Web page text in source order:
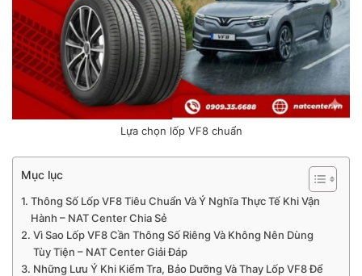
Lựa chọn lốp VF8 chuẩn
Mục lục
Thông Số Lốp VF8 Tiêu Chuẩn Và Ý Nghĩa Thực Tế Khi Vận
Hành – NAT Center Chia Sẻ
Vì Sao Lốp VF8 Cần Thông Số Riêng Và Không Nên Dùng
Tùy Tiện – NAT Center Giải Đáp
Những Lưu Ý Khi Kiểm Tra, Bảo Dưỡng Và Thay Lốp VF8 Để